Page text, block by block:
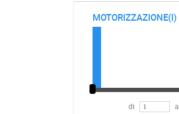
MOTORIZZAZIONE(I)
di a